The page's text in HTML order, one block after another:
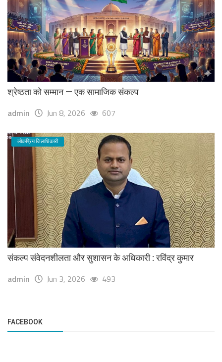
श्रेष्ठता को सम्मान — एक सामाजिक संकल्प
admin Jun 8, 2026 607
लोकप्रिय जिलाधिकारी
संकल्प संवेदनशीलता और सुशासन के अधिकारी : रविंद्र कुमार
admin Jun 3, 2026 493
FACEBOOK